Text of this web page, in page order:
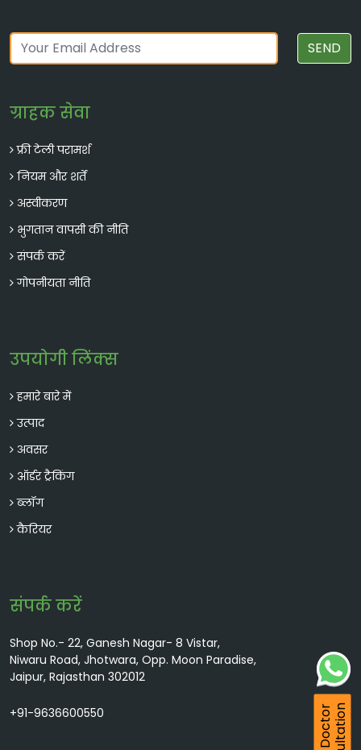
SEND
ग्राहक सेवा
फ्री टेली परामर्श
नियम और शर्तें
अस्वीकरण
भुगतान वापसी की नीति
संपर्क करें
गोपनीयता नीति
उपयोगी लिंक्स
हमारे बारे में
उत्पाद
अवसर
ऑर्डर ट्रैकिंग
ब्लॉग
कैरियर
संपर्क करें
Shop No.- 22, Ganesh Nagar- 8 Vistar,
Niwaru Road, Jhotwara, Opp. Moon Paradise,
Jaipur, Rajasthan 302012
+91-9636600550